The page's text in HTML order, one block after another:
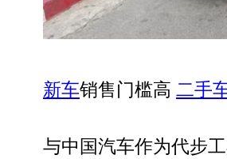
新车销售门槛高 二手
与中国汽车作为代步工